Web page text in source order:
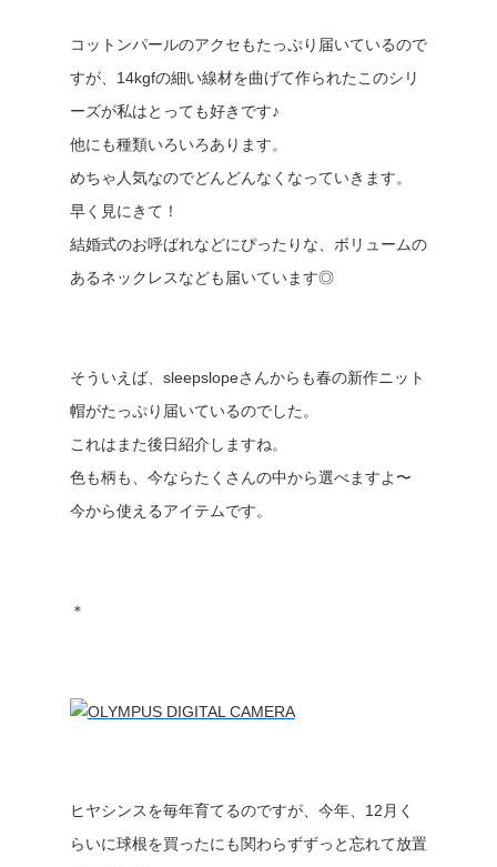
コットンパールのアクセもたっぷり届いているので
すが、14kgfの細い線材を曲げて作られたこのシリ
ーズが私はとっても好きです♪
他にも種類いろいろあります。
めちゃ人気なのでどんどんなくなっていきます。
早く見にきて！
結婚式のお呼ばれなどにぴったりな、ボリュームの
あるネックレスなども届いています◎
そういえば、sleepslopeさんからも春の新作ニット
帽がたっぷり届いているのでした。
これはまた後日紹介しますね。
色も柄も、今ならたくさんの中から選べますよ〜
今から使えるアイテムです。
＊
ヒヤシンスを毎年育てるのですが、今年、12月く
らいに球根を買ったにも関わらずずっと忘れて放置